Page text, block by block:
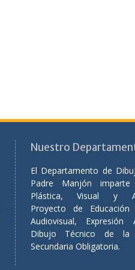
Nuestro
El Departamento de
Padre Manjón imparte
Plástica, Visual y
Proyecto de
Audiovisual, Expresión
Dibujo Técnico de la
Secundaria Obligatoria.